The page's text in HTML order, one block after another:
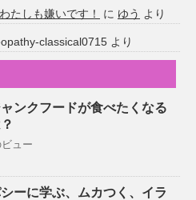
たしも嫌いです！ に ゆう より
classical0715 より
ンクフードが食べたくなる
ュー
ーに学ぶ、ムカつく、イラ